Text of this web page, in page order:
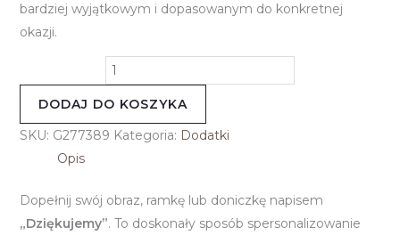
bardziej wyjątkowym i dopasowanym do konkretnej
okazji.
DODAJ DO KOSZYKA
SKU: G277389 Kategoria: Dodatki
Opis
Dopełnij swój obraz, ramkę lub doniczkę napisem
„Dziękujemy”. To doskonały sposób spersonalizowanie